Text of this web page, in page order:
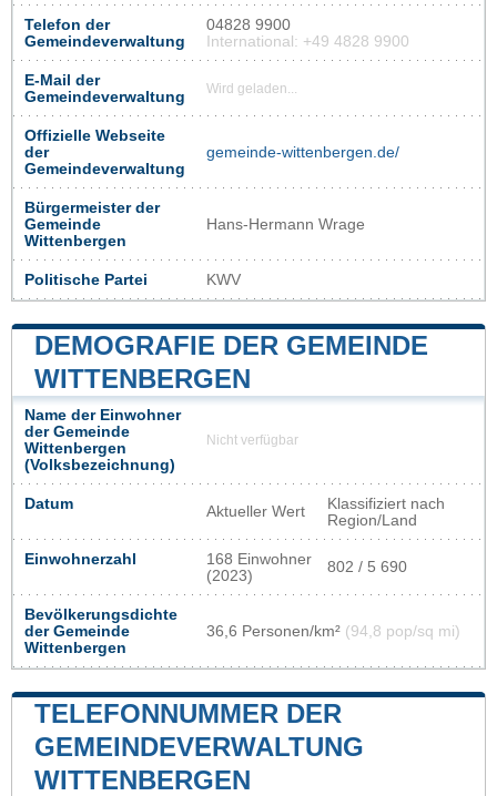
Telefon der
Gemeindeverwaltung
04828 9900
International: +49 4828 9900
E-Mail der
Gemeindeverwaltung
Wird geladen...
Offizielle Webseite
der
Gemeindeverwaltung
gemeinde-wittenbergen.de/
Bürgermeister der
Gemeinde
Wittenbergen
Hans-Hermann Wrage
Politische Partei KWV
DEMOGRAFIE DER GEMEINDE
WITTENBERGEN
Name der Einwohner
der Gemeinde
Wittenbergen
(Volksbezeichnung)
Nicht verfügbar
Datum Aktueller Wert
Klassifiziert nach
Region/Land
Einwohnerzahl
168 Einwohner
(2023)
802 / 5 690
Bevölkerungsdichte
der Gemeinde
Wittenbergen
36,6 Personen/km² (94,8 pop/sq mi)
TELEFONNUMMER DER
GEMEINDEVERWALTUNG
WITTENBERGEN